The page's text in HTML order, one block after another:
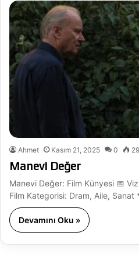
Ahmet Kasım 21, 2025 0
Manevi Değer
Manevi Değer: Film Künyesi 📅
Film Kategorisi: Dram, Aile,
Devamını Oku »